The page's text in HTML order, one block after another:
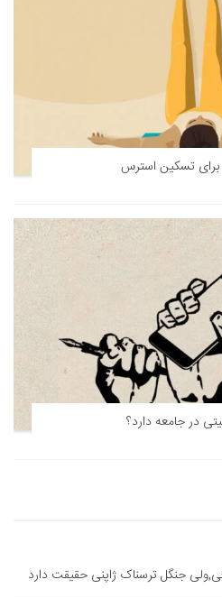
در جامعه دارد؟
جنگل ترسناک ژاپنی حقیقت دارد